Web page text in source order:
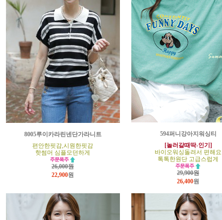
8005루이카라린넨단가라니트
편안한핏감,시원한핏감
핫썸머 심플모던하게
26,000원
22,900원
594퍼니강아지워싱티
[놀러갈때딱-인기]
바이오워싱돌려서 편해요
톡톡한원단 고급스럽게
29,900원
26,400원